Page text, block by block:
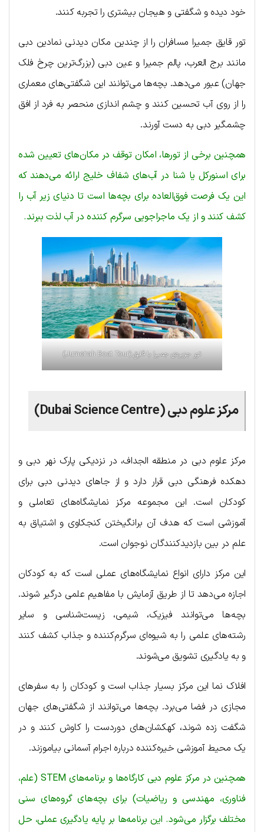
خود دیده و شگفتی و هیجان بیشتری را تجربه کنند.
تور قایق جمیرا مسافران را از چندین مکان دیدنی نمادین دبی
مانند برج العرب، پالم جمیرا و عین دبی (بزرگ‌ترین چرخ فلک
جهان) عبور می‌دهد. بچه‌ها می‌توانند این شگفتی‌های معماری
را از روی آب تحسین کنند و چشم اندازی منحصر به فرد از افق
چشمگیر دبی به دست آورند.
همچنین برخی از تورها، امکان توقف در مکان‌های تعیین شده
برای اسنورکل یا شنا در آب‌های شفاف خلیج ارائه می‌دهند که
این یک فرصت فوق‌العاده برای بچه‌ها است تا دنیای زیر آب را
کشف کنند و از یک ماجراجویی سرگرم کننده در آب لذت ببرند.
تور جزیره‌ی جمیرا با قایق (Jumeirah Boat Tour)
مرکز علوم دبی (Dubai Science Centre)
مرکز علوم دبی در منطقه الجداف، در نزدیکی پارک نهر دبی و
دهکده فرهنگی دبی قرار دارد و از جاهای دیدنی دبی برای
کودکان است. این مجموعه مرکز نمایشگاه‌های تعاملی و
آموزشی است که هدف آن برانگیختن کنجکاوی و اشتیاق به
علم در بین بازدیدکنندگان نوجوان است.
این مرکز دارای انواع نمایشگاه‌های عملی است که به کودکان
اجازه می‌دهد تا از طریق آزمایش‌ با مفاهیم علمی درگیر شوند.
بچه‌ها می‌توانند فیزیک، شیمی، زیست‌شناسی و سایر
رشته‌های علمی را به شیوه‌ای سرگرم‌کننده و جذاب کشف کنند
و به یادگیری تشویق می‌شوند.
افلاک نما این مرکز بسیار جذاب است و کودکان را به سفرهای
مجازی در فضا می‌برد. بچه‌ها می‌توانند از شگفتی‌های جهان
شگفت زده شوند، کهکشان‌های دوردست را کاوش کنند و در
یک محیط آموزشی خیره‌کننده درباره اجرام آسمانی بیاموزند.
همچنین در مرکز علوم دبی کارگاه‌ها و برنامه‌های STEM (علم،
فناوری، مهندسی و ریاضیات) برای بچه‌های گروه‌های سنی
مختلف برگزار می‌شود. این برنامه‌ها بر پایه یادگیری عملی، حل